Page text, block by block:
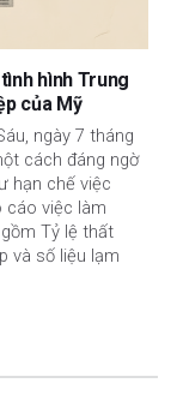
hình Trung
của Mỹ
ngày 7 tháng
cách đáng ngờ
hạn chế việc
cáo việc làm
Tỷ lệ thất
và số liệu lạm